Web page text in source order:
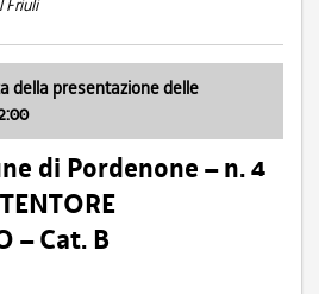
Friuli
della presentazione delle
di Pordenone – n. 4
– Cat. B